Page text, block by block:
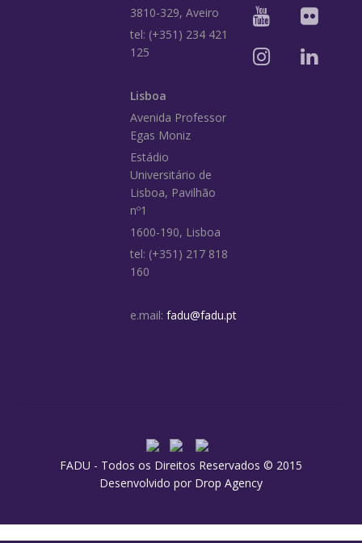
3810-329, Aveiro
tel: (+351) 234 421
125
Lisboa
Avenida Professor
Egas Moniz
Estádio
Universitário de
Lisboa, Pavilhão
nº1
1600-190, Lisboa
tel: (+351) 217 818
160
e.mail: fadu@fadu.pt
FADU - Todos os Direitos Reservados © 2015
Desenvolvido por Drop Agency